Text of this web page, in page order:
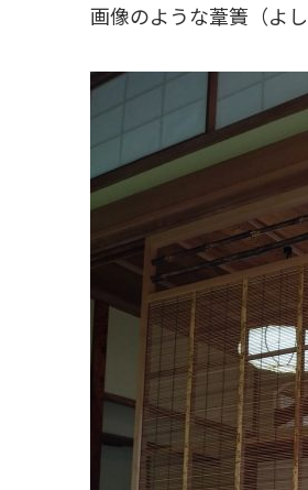
画像のような葦簀（よ